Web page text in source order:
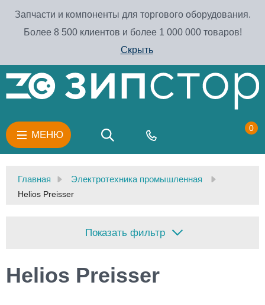
Запчасти и компоненты для торгового оборудования.
Более 8 500 клиентов и более 1 000 000 товаров!
Скрыть
МЕНЮ
0
Главная Электротехника промышленная
Helios Preisser
Показать фильтр
Helios Preisser